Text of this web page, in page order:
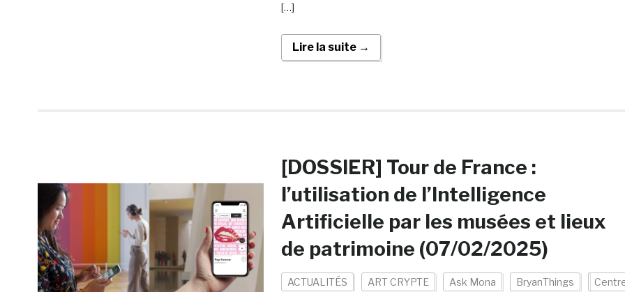
[…]
Lire la suite →
[DOSSIER] Tour de France :
l’utilisation de l’Intelligence
Artificielle par les musées et lieux
de patrimoine (07/02/2025)
ACTUALITÉS ART CRYPTE Ask Mona BryanThings